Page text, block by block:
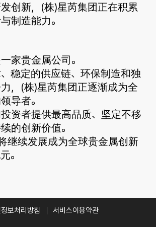
创新，(株)星芮集团正在积累
制造能力。
家贵金属公司。
稳定的供应链、环保制造和独
，(株)星芮集团正逐渐成为全
导者。
资者提供最高品质、坚定不移
的创新价值。
继续发展成为全球贵金属创新
。
보처리방침 서비스이용약관